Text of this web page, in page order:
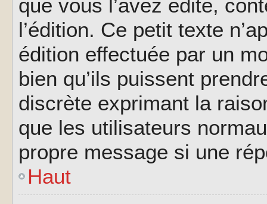
que vous l’avez édité,
l’édition. Ce petit texte
édition effectuée par un
bien qu’ils puissent
discrète exprimant la
que les utilisateurs
propre message si une
Haut